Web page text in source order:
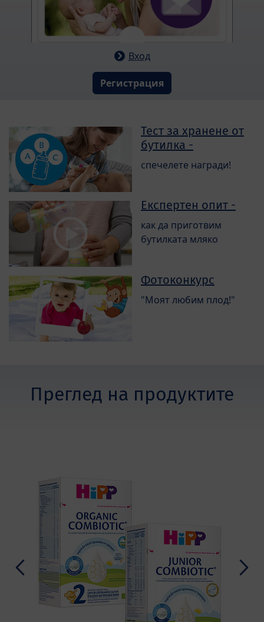
Вход
Регистрация
Тест за хранене от
бутилка -
спечелете награди!
Експертен опит -
как да приготвим
бутилката мляко
Фотоконкурс
"Моят любим плод!"
Преглед на продуктите